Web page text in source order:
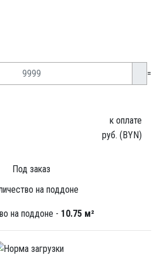
=
к оплате
руб. (BYN)
Под заказ
на поддоне - 10.75 м²